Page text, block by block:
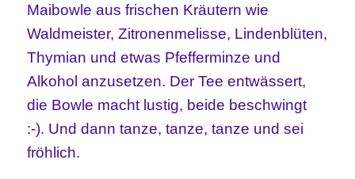
Maibowle aus frischen Kräutern wie
Waldmeister, Zitronenmelisse, Lindenblüten,
Thymian und etwas Pfefferminze und
Alkohol anzusetzen. Der Tee entwässert,
die Bowle macht lustig, beide beschwingt
:-). Und dann tanze, tanze, tanze und sei
fröhlich.